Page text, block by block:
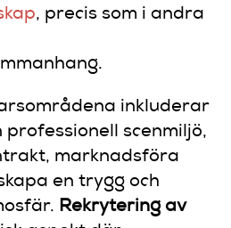
, precis som i andra
inkluderar
scenmiljö,
marknadsföra
en trygg och
Rekrytering av